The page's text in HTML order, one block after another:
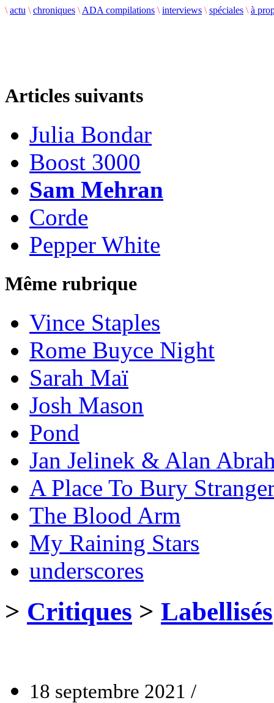
\ actu \ chroniques \ ADA compilations \ interviews \ spéciales \ à
Articles suivants
Julia Bondar
Boost 3000
Sam Mehran
Corde
Pepper White
Même rubrique
Vince Staples
Rome Buyce Night
Sarah Maï
Josh Mason
Pond
Jan Jelinek & Alan
A Place To Bury
The Blood Arm
My Raining Stars
underscores
> Critiques > Labellisés
18 septembre 2021 /